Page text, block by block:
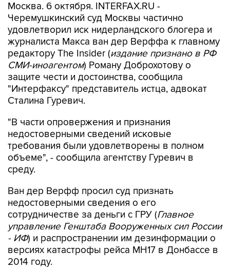
Москва. 6 октября. INTERFAX.RU -
Черемушкинский суд Москвы частично
удовлетворил иск нидерландского блогера и
журналиста Макса ван дер Верффа к главному
редактору The Insider (издание признано в РФ
СМИ-иноагентом) Роману Доброхотову о
защите чести и достоинства, сообщила
"Интерфаксу" представитель истца, адвокат
Сталина Гуревич.
"В части опровержения и признания
недостоверными сведений исковые
требования были удовлетворены в полном
объеме", - сообщила агентству Гуревич в
среду.
Ван дер Верфф просил суд признать
недостоверными сведения о его
сотрудничестве за деньги с ГРУ (Главное
управление Генштаба Вооруженных сил России
- ИФ) и распространении им дезинформации о
версиях катастрофы рейса MH17 в Донбассе в
2014 году.